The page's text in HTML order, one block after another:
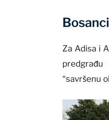
Za Adisa i
“savršenu